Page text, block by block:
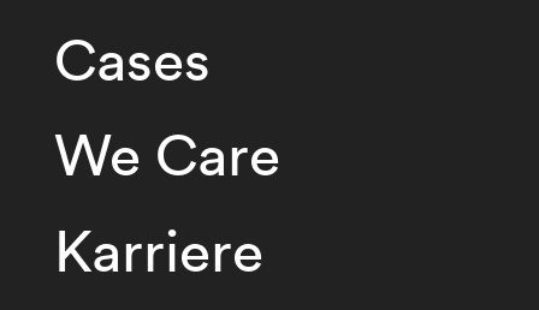
Cases
We Care
Karriere